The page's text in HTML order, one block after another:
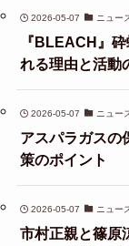
2026-05-07 ニュー
『BLEACH』
れる理由と活動
2026-05-07 ニュー
アスパラガスの
策のポイント
2026-05-07 ニュー
市村正親と篠原